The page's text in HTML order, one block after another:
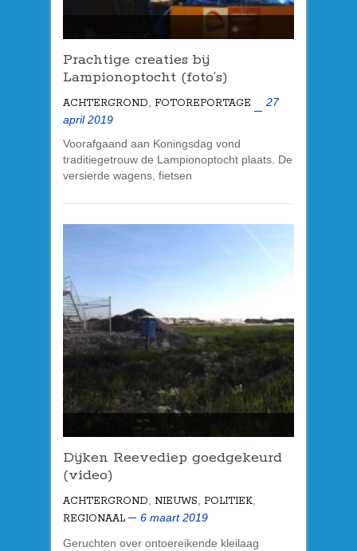
Prachtige creaties bij
Lampionoptocht (foto’s)
ACHTERGROND FOTOREPORTAGE
27
april 2019
Voorafgaand aan Koningsdag vond
traditiegetrouw de Lampionoptocht plaats. De
versierde wagens, fietsen
Dijken Reevediep goedgekeurd
(video)
ACHTERGROND, NIEUWS, POLITIEK,
REGIONAAL
6 maart 2019
Geruchten over ontoereikende kleilaag